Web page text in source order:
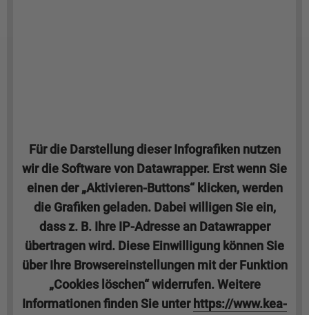
Für die Darstellung dieser Infografiken nutzen
wir die Software von Datawrapper. Erst wenn Sie
einen der „Aktivieren-Buttons“ klicken, werden
die Grafiken geladen. Dabei willigen Sie ein,
dass z. B. Ihre IP-Adresse an Datawrapper
übertragen wird. Diese Einwilligung können Sie
über Ihre Browsereinstellungen mit der Funktion
„Cookies löschen“ widerrufen. Weitere
Informationen finden Sie unter https://www.kea-